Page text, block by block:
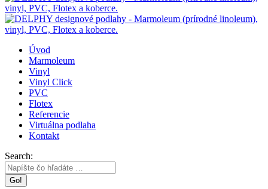
Úvod
Marmoleum
Vinyl
Vinyl Click
PVC
Flotex
Referencie
Virtuálna podlaha
Kontakt
Search: